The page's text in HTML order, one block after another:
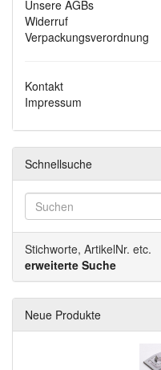
Unsere AGBs
Widerruf
Verpackungsverordnung
Kontakt
Impressum
Schnellsuche
Stichworte, ArtikelNr. etc.
erweiterte Suche
Neue Produkte